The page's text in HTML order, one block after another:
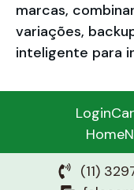
marcas,
variações,
inteligente para
Login
Home
(11)